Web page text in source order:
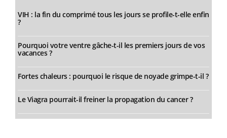
VIH : la fin du comprimé tous les jours se profile-t-elle enfin
?
Pourquoi votre ventre gâche-t-il les premiers jours de vos
vacances ?
Fortes chaleurs : pourquoi le risque de noyade grimpe-t-il ?
Le Viagra pourrait-il freiner la propagation du cancer ?